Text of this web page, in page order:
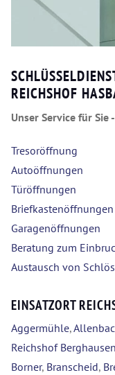
REICHSHOF
Unser Service für
Tresoröffnung
Autoöffnungen
Türöffnungen
Briefkastenöffnungen
Garagenöffnungen
Beratung zum
Austausch von
EINSATZORT
Aggermühle,
Reichshof Berghausen
Borner, Branscheid,